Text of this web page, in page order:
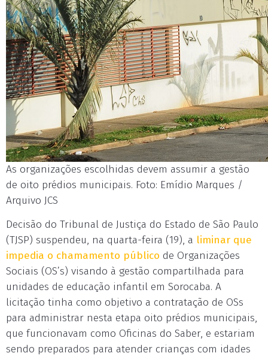
As organizações escolhidas devem assumir a gestão
de oito prédios municipais. Foto: Emídio Marques /
Arquivo JCS
Decisão do Tribunal de Justiça do Estado de São Paulo
(TJSP) suspendeu, na quarta-feira (19), a liminar que
impedia o chamamento público de Organizações
Sociais (OS’s) visando à gestão compartilhada para
unidades de educação infantil em Sorocaba. A
licitação tinha como objetivo a contratação de OSs
para administrar nesta etapa oito prédios municipais,
que funcionavam como Oficinas do Saber, e estariam
sendo preparados para atender crianças com idades